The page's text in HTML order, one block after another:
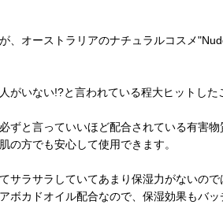
、オーストラリアのナチュラルコスメ
がいない!?と言われている程大ヒットした
ずと言っていいほど配合されている有害
の方でも安心して使用できます。
サラサラしていてあまり保湿力がないので
ボカドオイル配合なので、保湿効果もバッ